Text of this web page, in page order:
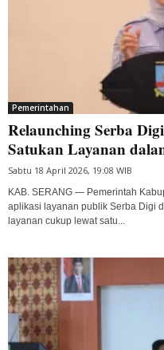
Pemerintahan
Relaunching Serba
Satukan Layanan
Sabtu 18 April 2026, 19:08 WIB
KAB. SERANG — Pemerintah
aplikasi layanan publik Serba Digi
layanan cukup lewat satu...